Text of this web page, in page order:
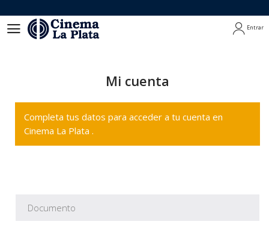
Entrar
Mi cuenta
Completa tus datos para acceder a tu cuenta en
Cinema La Plata .